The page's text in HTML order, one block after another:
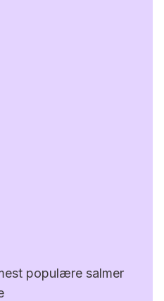
populære salmer